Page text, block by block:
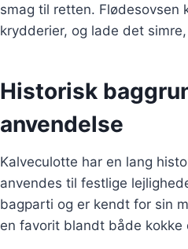
smag til retten.
krydderier, og lade det
Historisk
anvendelse
Kalveculotte har en lang
anvendes til festlige
bagparti og er kendt for sin
en favorit blandt både